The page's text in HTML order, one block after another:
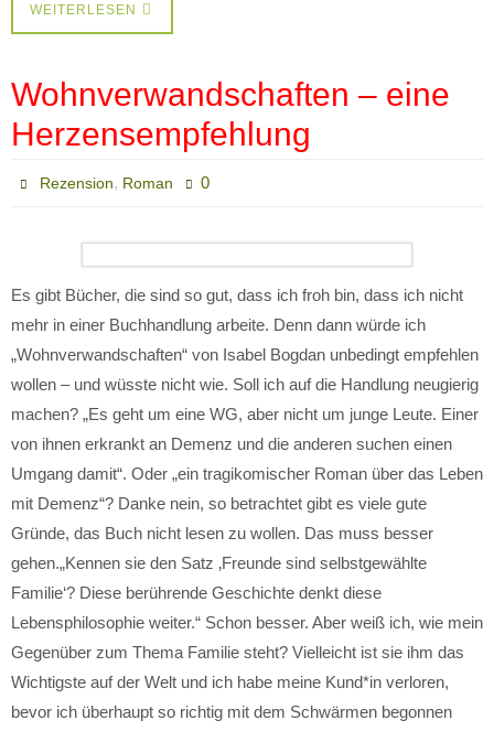
WEITERLESEN
Wohnverwandschaften – eine
Herzensempfehlung
Rezension, Roman 0
Es gibt Bücher, die sind so gut, dass ich froh bin, dass ich nicht
mehr in einer Buchhandlung arbeite. Denn dann würde ich
„Wohnverwandschaften“ von Isabel Bogdan unbedingt empfehlen
wollen – und wüsste nicht wie. Soll ich auf die Handlung neugierig
machen? „Es geht um eine WG, aber nicht um junge Leute. Einer
von ihnen erkrankt an Demenz und die anderen suchen einen
Umgang damit“. Oder „ein tragikomischer Roman über das Leben
mit Demenz“? Danke nein, so betrachtet gibt es viele gute
Gründe, das Buch nicht lesen zu wollen. Das muss besser
gehen.„Kennen sie den Satz ‚Freunde sind selbstgewählte
Familie‘? Diese berührende Geschichte denkt diese
Lebensphilosophie weiter.“ Schon besser. Aber weiß ich, wie mein
Gegenüber zum Thema Familie steht? Vielleicht ist sie ihm das
Wichtigste auf der Welt und ich habe meine Kund*in verloren,
bevor ich überhaupt so richtig mit dem Schwärmen begonnen